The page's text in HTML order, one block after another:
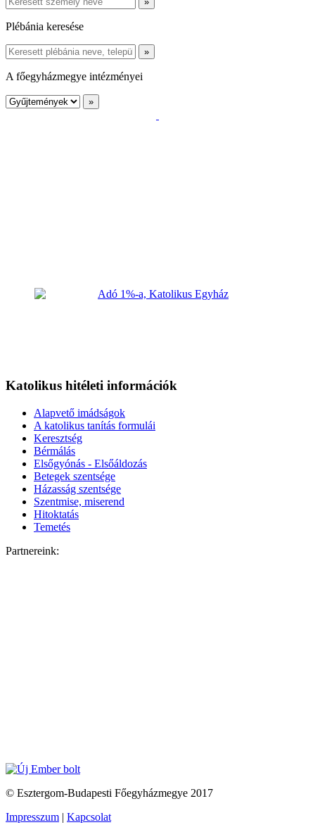
Plébánia keresése
A főegyházmegye intézményei
Katolikus hitéleti információk
Alapvető imádságok
A katolikus tanítás formulái
Keresztség
Bérmálás
Elsőgyónás - Elsőáldozás
Betegek szentsége
Házasság szentsége
Szentmise, miserend
Hitoktatás
Temetés
Partnereink:
© Esztergom-Budapesti Főegyházmegye 2017
Impresszum | Kapcsolat